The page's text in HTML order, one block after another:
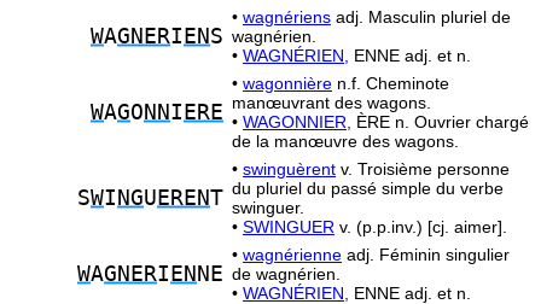
WAGNERI EN S
• wagnériens adj. Masculin pluriel de
wagnérien.
• WAGNÉRIEN, ENNE adj. et n.
WAGO NN I ERE
• wagonnière n.f. Cheminote
manœuvrant des wagons.
• WAGONNIER,
ÈRE n. Ouvrier chargé
de la manœuvre des wagons.
SWI NGU ERENT
• swinguèrent v. Troisième personne
du pluriel du passé simple du verbe
swinguer.
• SWINGUER v. (p.p.inv.) [cj. aimer].
WAGNERI EN NE
• wagnérienne adj. Féminin singulier
de wagnérien.
• WAGNÉRIEN, ENNE adj. et n.